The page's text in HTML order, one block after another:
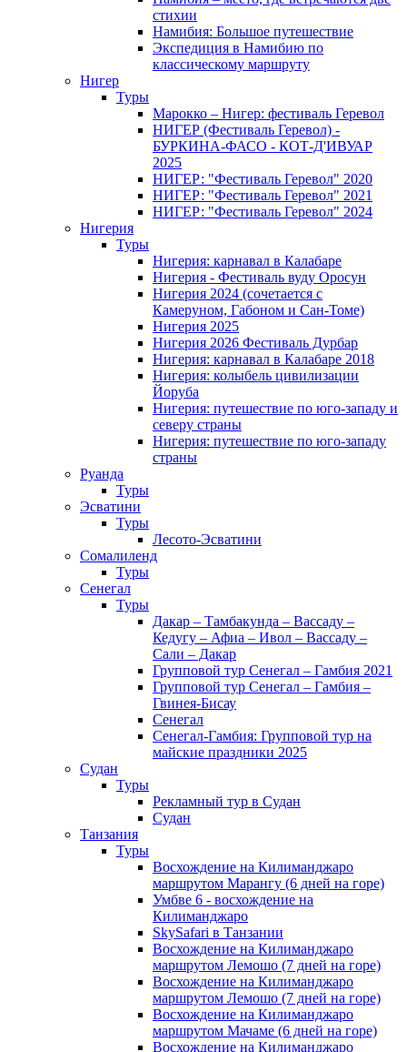
стихии
Намибия: Большое путешествие
Экспедиция в Намибию по
классическому маршруту
Нигер
Туры
Марокко – Нигер: фестиваль Геревол
НИГЕР (Фестиваль Геревол) -
БУРКИНА-ФАСО - КОТ-Д'ИВУАР
2025
НИГЕР: "Фестиваль Геревол" 2020
НИГЕР: "Фестиваль Геревол" 2021
НИГЕР: "Фестиваль Геревол" 2024
Нигерия
Туры
Нигерия: карнавал в Калабаре
Нигерия - Фестиваль вуду Оросун
Нигерия 2024 (сочетается с
Камеруном, Габоном и Сан-Томе)
Нигерия 2025
Нигерия 2026 Фестиваль Дурбар
Нигерия: карнавал в Калабаре 2018
Нигерия: колыбель цивилизации
Йоруба
Нигерия: путешествие по юго-западу и
северу страны
Нигерия: путешествие по юго-западу
страны
Руанда
Туры
Эсватини
Туры
Лесото-Эсватини
Сомалиленд
Туры
Сенегал
Туры
Дакар – Тамбакунда – Вассаду –
Кедугу – Афиа – Ивол – Вассаду –
Сали – Дакар
Групповой тур Сенегал – Гамбия 2021
Групповой тур Сенегал – Гамбия –
Гвинея-Бисау
Сенегал
Сенегал-Гамбия: Групповой тур на
майские праздники 2025
Судан
Туры
Рекламный тур в Cудан
Cудан
Танзания
Туры
Восхождение на Килиманджаро
маршрутом Марангу (6 дней на горе)
Умбве 6 - восхождение на
Килиманджаро
SkySafari в Танзании
Восхождение на Килиманджаро
маршрутом Лемошо (7 дней на горе)
Восхождение на Килиманджаро
маршрутом Лемошо (7 дней на горе)
Восхождение на Килиманджаро
маршрутом Мачаме (6 дней на горе)
Восхождение на Килиманджаро